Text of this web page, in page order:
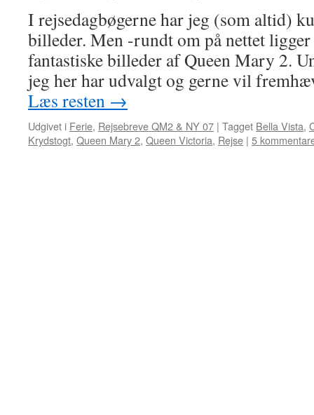
I rejsedagbøgerne har jeg (som altid)
billeder. Men -rundt om på nettet
fantastiske billeder af Queen Mary 2.
jeg her har udvalgt og gerne vil
Læs resten →
Udgivet i Ferie, Rejsebreve QM2 & NY 07 | Tagget Bella Vista,
Krydstogt, Queen Mary 2, Queen Victoria, Rejse | 5